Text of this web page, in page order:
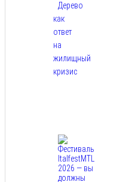
Дерево
как
ответ
на
жилищный
кризис